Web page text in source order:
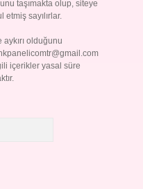
taşımakta olup, siteye
sayılırlar.
olduğunu
içerikler yasal süre